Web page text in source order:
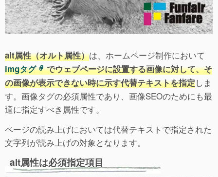
alt属性（オルト属性）は、ホームページ制作において
imgタグ
でウェブページに設置する画像に対して、そ
の画像が表示できない時に示す代替テキストを指定しま
す。画像タグの必須属性であり、画像SEOのためにも最
適に指定すべき属性です。
ページの読み上げにおいては代替テキストで指定された
文字列が読み上げの対象となります。
alt属性は必須指定項目